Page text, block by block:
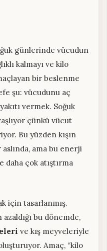
günlerinde vücudun
kalmayı ve kilo
bir beslenme
şu: vücudunu aç
vermek. Soğuk
çünkü vücut
Bu yüzden kışın
ama bu enerji
daha çok atıştırma
için tasarlanmış.
bu dönemde,
ve kış meyveleriyle
Amaç, “kilo